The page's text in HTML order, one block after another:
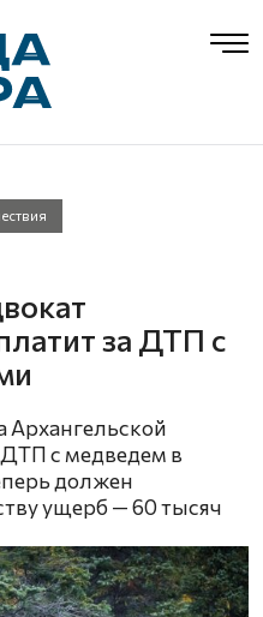
за ДТП с
Архангельской
с медведем в
должен
ущерб — 60 тысяч